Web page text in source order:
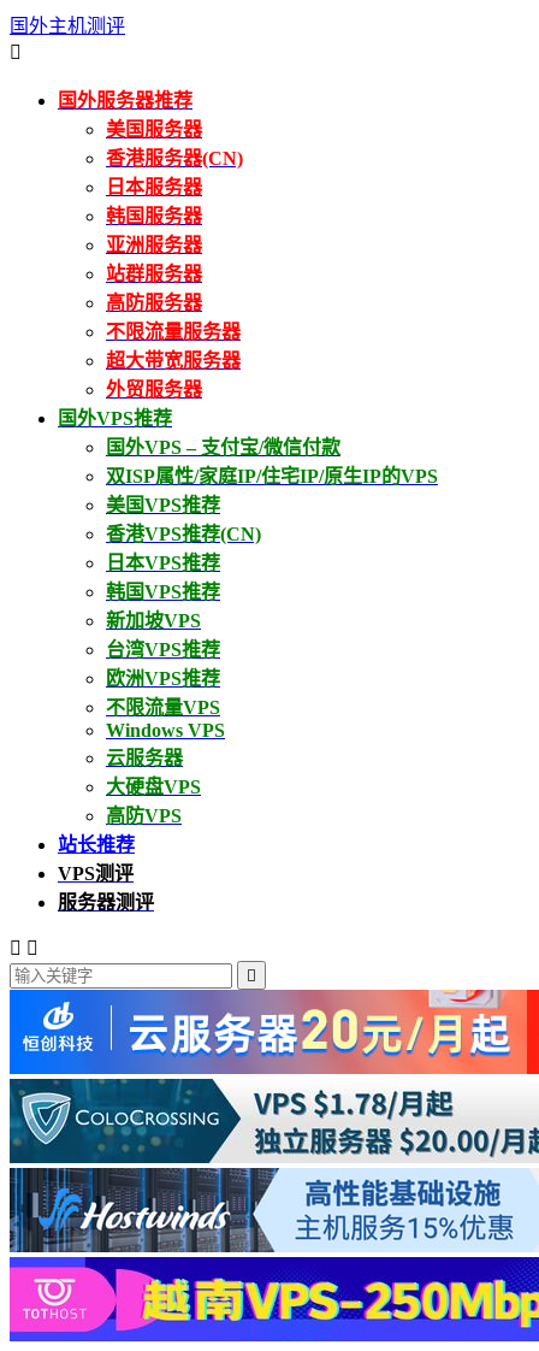
国外主机测评

国外服务器推荐
美国服务器
香港服务器(CN)
日本服务器
韩国服务器
亚洲服务器
站群服务器
高防服务器
不限流量服务器
超大带宽服务器
外贸服务器
国外VPS推荐
国外VPS – 支付宝/微信付款
双ISP属性/家庭IP/住宅IP/原生IP的VPS
美国VPS推荐
香港VPS推荐(CN)
日本VPS推荐
韩国VPS推荐
新加坡VPS
台湾VPS推荐
欧洲VPS推荐
不限流量VPS
Windows VPS
云服务器
大硬盘VPS
高防VPS
站长推荐
VPS测评
服务器测评
 
